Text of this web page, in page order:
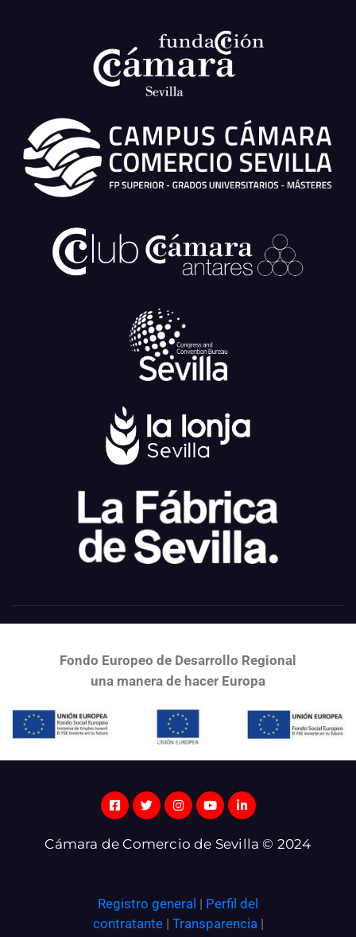
Fondo Europeo de Desarrollo Regional
una manera de hacer Europa
Cámara de Comercio de Sevilla © 2024
Registro general | Perfil del
contratante| Transparencia |